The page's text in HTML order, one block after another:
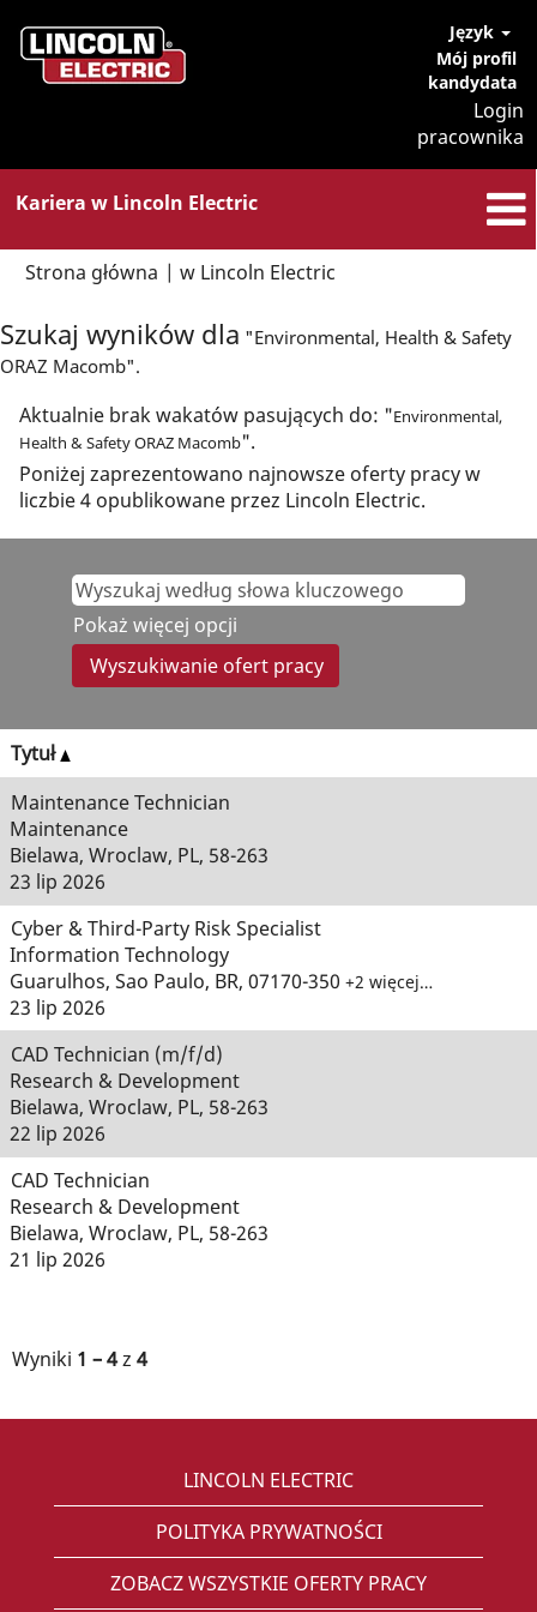
Język
Mój profil
kandydata
Login
pracownika
Kariera w Lincoln Electric
Strona główna | w Lincoln Electric
Szukaj wyników dla "Environmental, Health & Safety
ORAZ Macomb".
Aktualnie brak wakatów pasujących do: "Environmental,
Health & Safety ORAZ Macomb".
Poniżej zaprezentowano najnowsze oferty pracy w
liczbie 4 opublikowane przez Lincoln Electric.
Pokaż więcej opcji
Tytuł
Maintenance Technician
Maintenance
Bielawa, Wroclaw, PL, 58-263
23 lip 2026
Cyber & Third-Party Risk Specialist
Information Technology
Guarulhos, Sao Paulo, BR, 07170-350 +2 więcej…
23 lip 2026
CAD Technician (m/f/d)
Research & Development
Bielawa, Wroclaw, PL, 58-263
22 lip 2026
CAD Technician
Research & Development
Bielawa, Wroclaw, PL, 58-263
21 lip 2026
Wyniki 1 – 4z 4
LINCOLN ELECTRIC
POLITYKA PRYWATNOŚCI
ZOBACZ WSZYSTKIE OFERTY PRACY